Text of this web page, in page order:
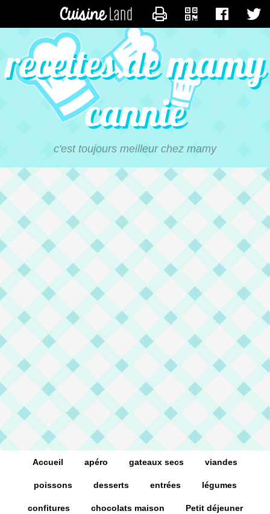
recettes de mamy
cannie
c'est toujours meilleur chez mamy
Accueil apéro gateaux secs viandes
poissons desserts entrées légumes
confitures chocolats maison Petit déjeuner
CONTACTER